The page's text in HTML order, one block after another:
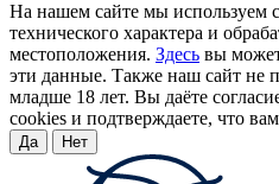
На нашем сайте мы используем
технического характера и
местоположения. Здесь вы
эти данные. Также наш сайт не
младше 18 лет. Вы даёте
cookies и подтверждаете, что
Да Нет